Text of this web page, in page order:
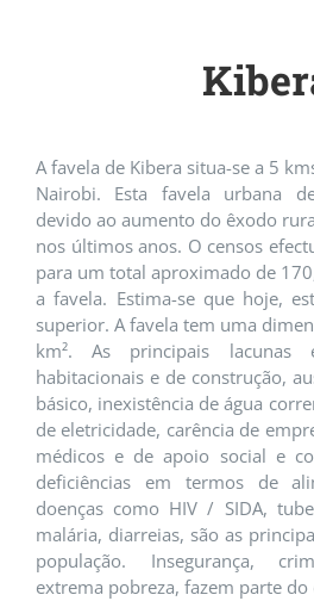
A favela de Kibera situa-se a 5
Nairobi. Esta favela urbana
devido ao aumento do êxodo
nos últimos anos. O censos
para um total aproximado de
a favela. Estima-se que hoje,
superior. A favela tem uma
km². As principais lacunas
habitacionais e de construção,
básico, inexistência de água
de eletricidade, carência de
médicos e de apoio social e
deficiências em termos de
doenças como HIV / SIDA,
malária, diarreias, são as
população. Insegurança,
extrema pobreza, fazem parte do